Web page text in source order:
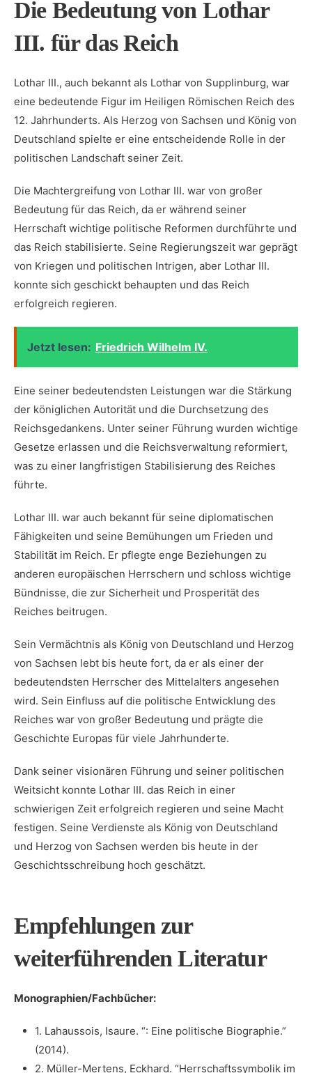
Die Bedeutung ‌von​ Lothar
III. für das Reich
Lothar III., auch bekannt als‌ Lothar von Supplinburg, war
eine bedeutende Figur im Heiligen Römischen Reich des
12. Jahrhunderts. Als Herzog von Sachsen und König von⁣
Deutschland spielte er eine entscheidende Rolle in der
politischen Landschaft⁣ seiner ⁢Zeit.
Die Machtergreifung von Lothar III. war von großer
Bedeutung für das Reich, da‍ er‍ während seiner
Herrschaft⁣ wichtige politische Reformen durchführte und‍
das Reich stabilisierte. ​Seine⁢ Regierungszeit war geprägt
⁤von Kriegen und politischen ⁤Intrigen, aber Lothar III.‍
konnte ‍sich geschickt behaupten und das Reich
erfolgreich regieren.
Jetzt lesen: Friedrich Wilhelm IV.
Eine seiner bedeutendsten Leistungen war die Stärkung
der königlichen Autorität ‍und die‌ Durchsetzung des
Reichsgedankens. Unter seiner Führung wurden wichtige
Gesetze erlassen und die Reichsverwaltung reformiert,
was zu einer langfristigen ​Stabilisierung des Reiches
führte.
Lothar III. ⁣war auch bekannt für seine diplomatischen
Fähigkeiten und seine Bemühungen um Frieden und‍
Stabilität im Reich. Er pflegte‌ enge ‍Beziehungen zu
⁣anderen europäischen ⁣Herrschern und schloss wichtige
Bündnisse, die zur Sicherheit und Prosperität ‍des
Reiches beitrugen.
Sein Vermächtnis als König von Deutschland und ​Herzog
von Sachsen ‍lebt bis heute fort, da er als einer der
bedeutendsten Herrscher des Mittelalters angesehen
wird.⁣ Sein Einfluss auf die politische Entwicklung‍ des
⁤Reiches war von großer Bedeutung und​ prägte die
Geschichte Europas für viele Jahrhunderte.
Dank seiner visionären Führung und seiner ⁤politischen
Weitsicht konnte Lothar III. das Reich in einer
schwierigen Zeit erfolgreich regieren und seine Macht
festigen. Seine Verdienste als König von Deutschland
und⁣ Herzog von Sachsen werden bis heute in der
Geschichtsschreibung hoch geschätzt.
Empfehlungen zur
weiterführenden Literatur
Monographien/Fachbücher:
1. ⁢Lahaussois, Isaure. “: Eine politische Biographie.”
(2014).
2. Müller-Mertens, Eckhard. “Herrschaftssymbolik im